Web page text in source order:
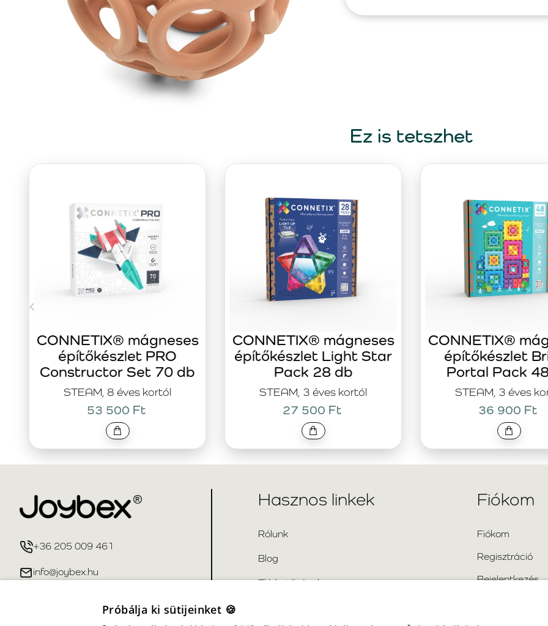
Ez is tetszhet
STEAM, 8 éves kortól
CONNETIX® mágneses
építőkészlet PRO
Constructor Set 70 db
53 500 Ft
STEAM, 3 éves kortól
CONNETIX® mágneses
építőkészlet Light Star
Pack 28 db
27 500 Ft
STEAM, 3 éves
CONNETIX®
építőkészlet
Portal Pack
36 900 Ft
+36 205 009 461
info@joybex.hu
Hasznos linkek
Rólunk
Blog
Elérhetőségek
Fiókom
Fiókom
Regisztráció
Bejelentkezés
Próbálja ki sütijeinket 🍪